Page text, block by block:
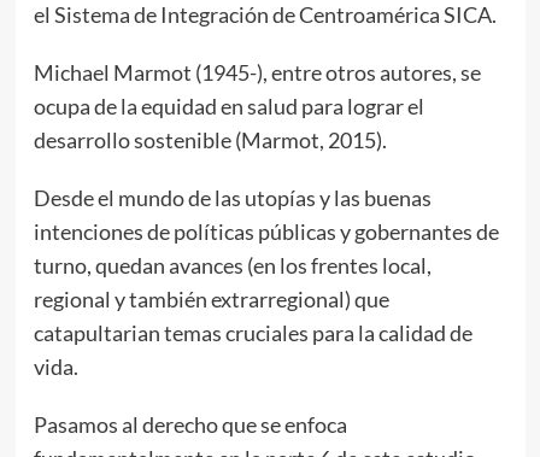
el Sistema de Integración de Centroamérica SICA.
Michael Marmot (1945-), entre otros autores, se
ocupa de la equidad en salud para lograr el
desarrollo sostenible (Marmot, 2015).
Desde el mundo de las utopías y las buenas
intenciones de políticas públicas y gobernantes de
turno, quedan avances (en los frentes local,
regional y también extrarregional) que
catapultarian temas cruciales para la calidad de
vida.
Pasamos al derecho que se enfoca